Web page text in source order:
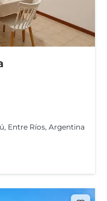
Entre Ríos, Argentina